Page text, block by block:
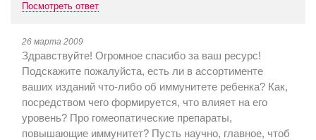
Посмотреть ответ
26 марта 2009
Здравствуйте! Огромное спасибо за ваш ресурс!
Подскажите пожалуйста, есть ли в ассортименте
ваших изданий что-либо об иммунитете ребенка? Как,
посредством чего формируется, что влияет на его
уровень? Про гомеопатические препараты,
повышающие иммунитет? Пусть научно, главное, чтоб